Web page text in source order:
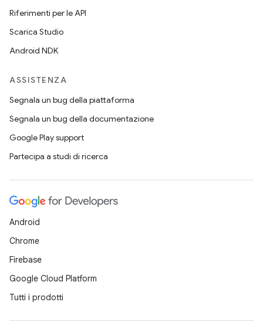
Riferimenti per le API
Scarica Studio
Android NDK
ASSISTENZA
Segnala un bug della piattaforma
Segnala un bug della documentazione
Google Play support
Partecipa a studi di ricerca
Android
Chrome
Firebase
Google Cloud Platform
Tutti i prodotti